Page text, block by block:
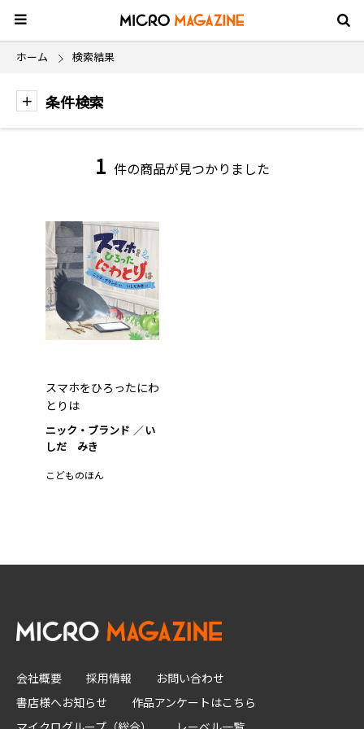
ホーム 検索結果
条件検索
1 件の商品が見つかりました
スマホをひろったにわ
とりは
ニック・ブランド
い
しだ みき
こどものほん
会社概要 採用情報
お問い合わせ
書店様へお知らせ
作品アンケートはこちら